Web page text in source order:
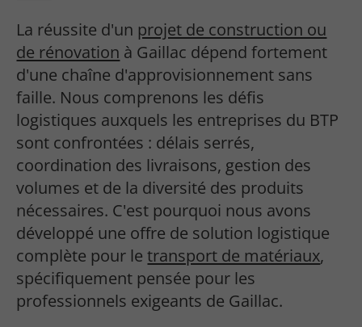
La réussite d'un projet de construction ou
de rénovation à Gaillac dépend fortement
d'une chaîne d'approvisionnement sans
faille. Nous comprenons les défis
logistiques auxquels les entreprises du BTP
sont confrontées : délais serrés,
coordination des livraisons, gestion des
volumes et de la diversité des produits
nécessaires. C'est pourquoi nous avons
développé une offre de solution logistique
complète pour letransport de matériaux,
spécifiquement pensée pour les
professionnels exigeants de Gaillac.